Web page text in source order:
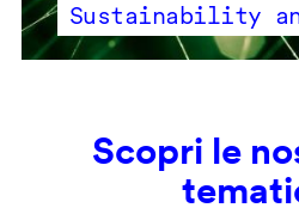
Sustainability
Scopri le